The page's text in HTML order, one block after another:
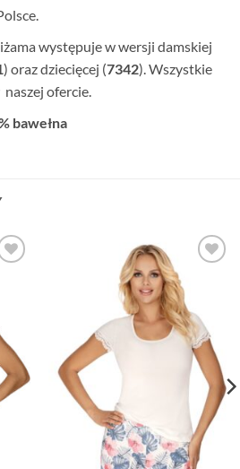
występuje w wersji damskiej
) oraz dziecięcej (7342). Wszystkie
ofercie.
bawełna